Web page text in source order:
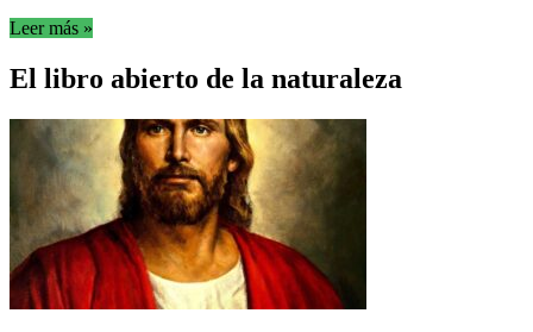
Leer más »
El libro abierto de la naturaleza